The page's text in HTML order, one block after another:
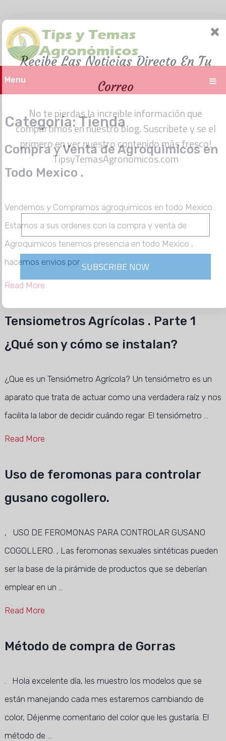
Menu
Categoría:Tienda
Compra y Venta de Agroquimicos en
Todo Mexico .
Vendemos y Compramos agroquimicos en todo Mexico .
Estamos a sus ordenes con la compra y venta de
Agroquimicos tenemos presencia en todo Mexico ,
hacemos envios por …
Read More
Tensiometros Agrícolas . Parte 1
¿Qué son y cómo se instalan?
¿Que es un Tensiómetro Agrícola? Un tensiómetro es un
aparato que trata de actuar como una verdadera raíz y nos
facilita la labor de decidir cuándo regar. El tensiómetro …
Read More
Uso de feromonas para controlar
gusano cogollero.
, USO DE FEROMONAS PARA CONTROLAR GUSANO
COGOLLERO. , Las feromonas sexuales sintéticas pueden
ser la base de la pirámide de productos que se deberían
emplear en un …
Read More
Método de compra de Gorras
. Hola excelente día, les muestro los modelos que se
están manejando cada mes estaremos cambiando de
color, Déjenme comentario del color que les gustaría. El
método de …
Recibe Las Noticias Directo En Tu
Correo
No te pierdas la increible información que
compartimos en nuestro blog. Suscribete y se el
primero en ver nuestro contenido más fresco!
TipsyTemasAgronomicos.com
SUBSCRIBE NOW